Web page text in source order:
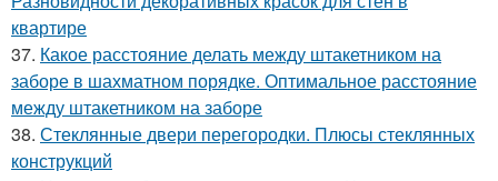
квартире
37. Какое расстояние делать между штакетником на
заборе в шахматном порядке. Оптимальное расстояние
между штакетником на заборе
38. Стеклянные двери перегородки. Плюсы стеклянных
конструкций